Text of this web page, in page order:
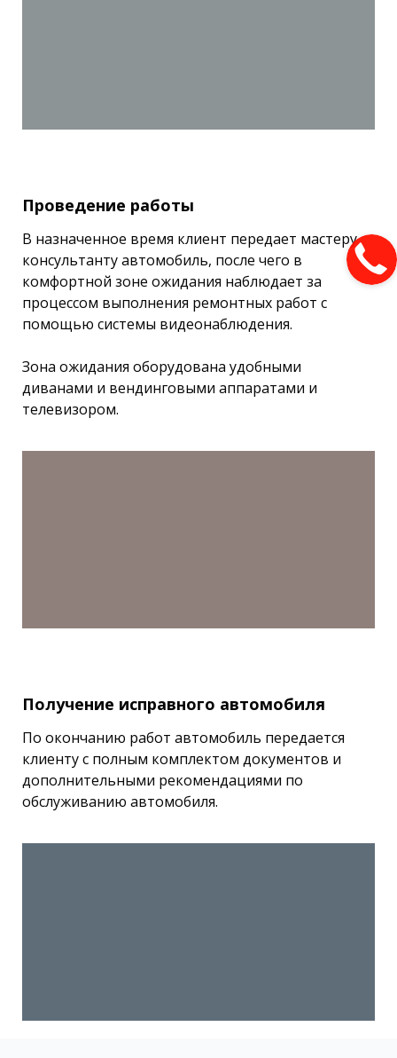
Проведение работы
В назначенное время клиент передает мастеру
консультанту автомобиль, после чего в
комфортной зоне ожидания наблюдает за
процессом выполнения ремонтных работ с
помощью системы видеонаблюдения.
Зона ожидания оборудована удобными
диванами и вендинговыми аппаратами и
телевизором.
Получение исправного автомобиля
По окончанию работ автомобиль передается
клиенту с полным комплектом документов и
дополнительными рекомендациями по
обслуживанию автомобиля.